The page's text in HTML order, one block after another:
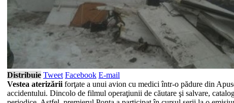
Distribuie Tweet Facebook E-mail
Vestea aterizării forţate a unui avion cu medici într-o pădure din
accidentului. Dincolo de filmul operaţiunii de căutare şi salvare,